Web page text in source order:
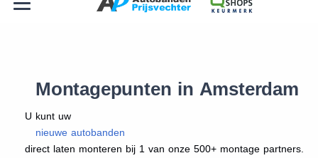
Montagepunten in Amsterdam
U kunt uw
nieuwe autobanden
direct laten monteren bij 1 van onze 500+ montage partners.